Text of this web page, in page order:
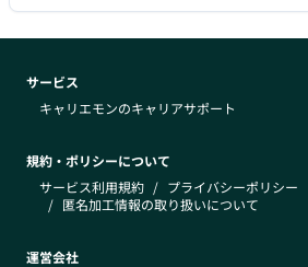
サービス
キャリエモンのキャリアサポート
規約・ポリシーについて
サービス利用規約 / プライバシーポリシー
/ 匿名加工情報の取り扱いについて
運営会社